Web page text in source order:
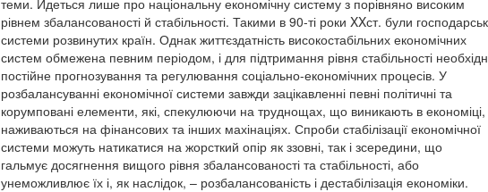
рівнем збалансованості й стабільності. Такими в 90-ті роки XXст. були
системи розвинутих країн. Однак життєздатність високостабільних економічних
систем обмежена певним періодом, і для підтримання рівня стабільності
постійне прогнозування та регулювання соціально-економічних процесів. У
розбалансуванні економічної системи завжди зацікавленні певні політичні та
корумповані елементи, які, спекулюючи на труднощах, що виникають в економі­ці,
наживаються на фінансових та інших махінаціях. Спроби стабілізації економічної
системи можуть натика­тися на жорсткий опір як ззовні, так і зсередини, що
гальмує досягнення вищого рівня збалансованості та ста­більності, або
унеможливлює їх і, як наслідок, – розбалансованість і дестабілізація економіки.